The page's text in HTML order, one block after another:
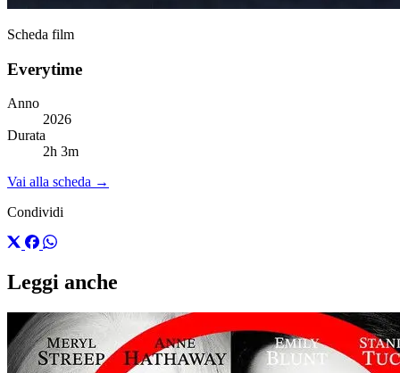
Scheda film
Everytime
Anno
2026
Durata
2h 3m
Vai alla scheda →
Condividi
Leggi anche